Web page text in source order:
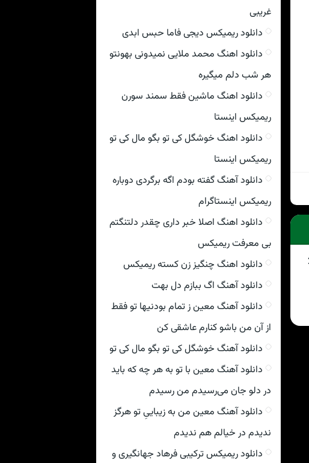
غریبی
دانلود ریمیکس دیجی فاما حبس ابدی
دانلود اهنگ محمد ملایی نمیدونی بهونتو
هر شب دلم میگیره
دانلود اهنگ ماشین فقط سمند سورن
ریمیکس اینستا
دانلود اهنگ خوشگل کی تو بگو مال کی تو
ریمیکس اینستا
دانلود آهنگ گفته بودم اگه برگردی دوباره
ریمیکس اینستاگرام
دانلود اهنگ اصلا خبر داری چقدر دلتنگتم
بی معرفت ریمیکس
دانلود اهنگ چنگیز زن کسته ریمیکس
دانلود آهنگ اگ ببازم دل بهت
دانلود آهنگ معین ز تمام بودنیها تو فقط
از آن من باشو کنارم عاشقی کن
دانلود آهنگ خوشگل کی تو بگو مال کی تو
دانلود آهنگ معین با تو به هر چه که باید
در دلو جان می‌رسیدم من رسیدم
دانلود آهنگ معین من به زیباییِ تو هرگز
ندیدم در خیالم هم ندیدم
دانلود ریمیکس ترکیبی فرهاد جهانگیری و